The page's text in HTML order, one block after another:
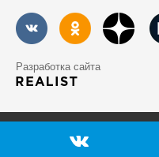
Разработка сайта